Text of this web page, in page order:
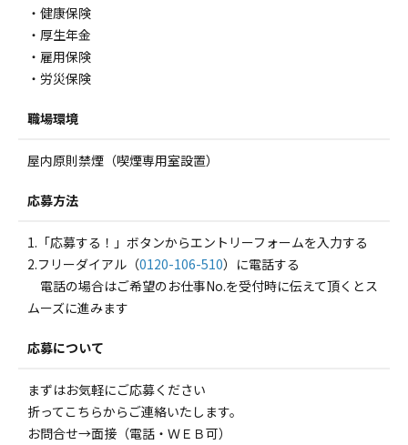
・健康保険
・厚生年金
・雇用保険
・労災保険
職場環境
屋内原則禁煙（喫煙専用室設置）
応募方法
1.「応募する！」ボタンからエントリーフォームを入力する
2.フリーダイアル（0120-106-510）に電話する
電話の場合はご希望のお仕事No.を受付時に伝えて頂くとス
ムーズに進みます
応募について
まずはお気軽にご応募ください
折ってこちらからご連絡いたします。
お問合せ→面接（電話・ＷＥＢ可）